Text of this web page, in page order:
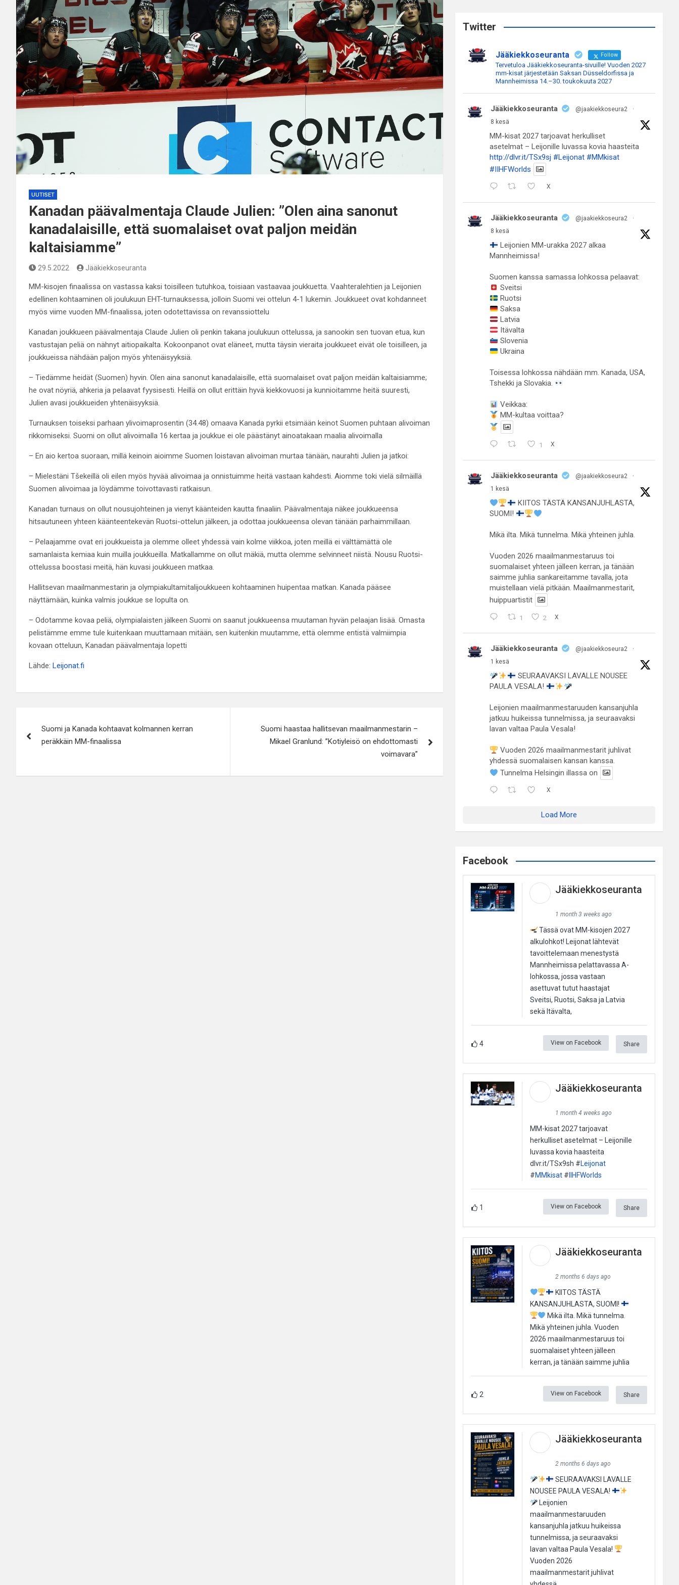
UUTISET
Kanadan päävalmentaja Claude Julien: ”Olen aina sanonut
kanadalaisille, että suomalaiset ovat paljon meidän
kaltaisiamme”
29.5.2022 Jääkiekkoseuranta
MM-kisojen finaalissa on vastassa kaksi toisilleen tutuhkoa, toisiaan vastaavaa joukkuetta. Vaahteralehtien ja Leijonien
edellinen kohtaaminen oli joulukuun EHT-turnauksessa, jolloin Suomi vei ottelun 4-1 lukemin. Joukkueet ovat kohdanneet
myös viime vuoden MM-finaalissa, joten odotettavissa on revanssiottelu
Kanadan joukkueen päävalmentaja Claude Julien oli penkin takana joulukuun ottelussa, ja sanookin sen tuovan etua, kun
vastustajan peliä on nähnyt aitiopaikalta. Kokoonpanot ovat eläneet, mutta täysin vieraita joukkueet eivät ole toisilleen, ja
joukkueissa nähdään paljon myös yhtenäisyyksiä.
– Tiedämme heidät (Suomen) hyvin. Olen aina sanonut kanadalaisille, että suomalaiset ovat paljon meidän kaltaisiamme;
he ovat nöyriä, ahkeria ja pelaavat fyysisesti. Heillä on ollut erittäin hyvä kiekkovuosi ja kunnioitamme heitä suuresti,
Julien avasi joukkueiden yhtenäisyyksiä.
Turnauksen toiseksi parhaan ylivoimaprosentin (34.48) omaava Kanada pyrkii etsimään keinot Suomen puhtaan alivoiman
rikkomiseksi. Suomi on ollut alivoimalla 16 kertaa ja joukkue ei ole päästänyt ainoatakaan maalia alivoimalla
– En aio kertoa suoraan, millä keinoin aioimme Suomen loistavan alivoiman murtaa tänään, naurahti Julien ja jatkoi:
– Mielestäni Tšekeillä oli eilen myös hyvää alivoimaa ja onnistuimme heitä vastaan kahdesti. Aiomme toki vielä silmäillä
Suomen alivoimaa ja löydämme toivottavasti ratkaisun.
Kanadan turnaus on ollut nousujohteinen ja vienyt käänteiden kautta finaaliin. Päävalmentaja näkee joukkueensa
hitsautuneen yhteen käänteentekevän Ruotsi-ottelun jälkeen, ja odottaa joukkueensa olevan tänään parhaimmillaan.
– Pelaajamme ovat eri joukkueista ja olemme olleet yhdessä vain kolme viikkoa, joten meillä ei välttämättä ole
samanlaista kemiaa kuin muilla joukkueilla. Matkallamme on ollut mäkiä, mutta olemme selvinneet niistä. Nousu Ruotsi-
ottelussa boostasi meitä, hän kuvasi joukkueen matkaa.
Hallitsevan maailmanmestarin ja olympiakultamitalijoukkueen kohtaaminen huipentaa matkan. Kanada pääsee
näyttämään, kuinka valmis joukkue se lopulta on.
– Odotamme kovaa peliä, olympialaisten jälkeen Suomi on saanut joukkueensa muutaman hyvän pelaajan lisää. Omasta
pelistämme emme tule kuitenkaan muuttamaan mitään, sen kuitenkin muutamme, että olemme entistä valmiimpia
kovaan otteluun, Kanadan päävalmentaja lopetti
Lähde: Leijonat.fi
selaus
Suomi ja Kanada kohtaavat kolmannen kerran
peräkkäin MM-finaalissa
Suomi haastaa hallitsevan maailmanmestarin –
Mikael Granlund: ”Kotiyleisö on ehdottomasti
voimavara”
c
Twitter
Jääkiekkoseuranta Follow
Tervetuloa Jääkiekkoseuranta-sivuille! Vuoden 2027
mm-kisat järjestetään Saksan Düsseldorfissa ja
Mannheimissa 14.–30. toukokuuta 2027
Jääkiekkoseuranta @jaakiekkoseura2
·
8 kesä
MM-kisat 2027 tarjoavat herkulliset
asetelmat – Leijonille luvassa kovia haasteita
http://dlvr.it/TSx9sj #Leijonat #MMkisat
#IIHFWorlds
X
Jääkiekkoseuranta @jaakiekkoseura2
·
8 kesä
Leijonien MM-urakka 2027 alkaa
Mannheimissa!
Suomen kanssa samassa lohkossa pelaavat:
Sveitsi
Ruotsi
Saksa
Latvia
Itävalta
Slovenia
Ukraina
Toisessa lohkossa nähdään mm. Kanada, USA,
Tshekki ja Slovakia.
Veikkaa:
MM-kultaa voittaa?
1 X
Jääkiekkoseuranta @jaakiekkoseura2
·
1 kesä
KIITOS TÄSTÄ KANSANJUHLASTA,
SUOMI!
Mikä ilta. Mikä tunnelma. Mikä yhteinen juhla.
Vuoden 2026 maailmanmestaruus toi
suomalaiset yhteen jälleen kerran, ja tänään
saimme juhlia sankareitamme tavalla, jota
muistellaan vielä pitkään. Maailmanmestarit,
huippuartistit
1 2 X
Jääkiekkoseuranta @jaakiekkoseura2
·
1 kesä
SEURAAVAKSI LAVALLE NOUSEE
PAULA VESALA!
Leijonien maailmanmestaruuden kansanjuhla
jatkuu huikeissa tunnelmissa, ja seuraavaksi
lavan valtaa Paula Vesala!
Vuoden 2026 maailmanmestarit juhlivat
yhdessä suomalaisen kansan kanssa.
Tunnelma Helsingin illassa on
X
Load More
Facebook
Jääkiekkoseuranta
1 month 3 weeks ago
Tässä ovat MM-kisojen 2027
alkulohkot! Leijonat lähtevät
tavoittelemaan menestystä
Mannheimissa pelattavassa A-
lohkossa, jossa vastaan
asettuvat tutut haastajat
Sveitsi, Ruotsi, Saksa ja Latvia
sekä Itävalta,
4 View on Facebook Share
Jääkiekkoseuranta
1 month 4 weeks ago
MM-kisat 2027 tarjoavat
herkulliset asetelmat – Leijonille
luvassa kovia haasteita
dlvr.it/TSx9sh #Leijonat
#MMkisat#IIHFWorlds
1 View on Facebook Share
Jääkiekkoseuranta
2 months 6 days ago
KIITOS TÄSTÄ
KANSANJUHLASTA, SUOMI!
Mikä ilta. Mikä tunnelma.
Mikä yhteinen juhla. Vuoden
2026 maailmanmestaruus toi
suomalaiset yhteen jälleen
kerran, ja tänään saimme juhlia
2 View on Facebook Share
Jääkiekkoseuranta
2 months 6 days ago
SEURAAVAKSI LAVALLE
NOUSEE PAULA VESALA!
Leijonien
maailmanmestaruuden
kansanjuhla jatkuu huikeissa
tunnelmissa, ja seuraavaksi
lavan valtaa Paula Vesala!
Vuoden 2026
maailmanmestarit juhlivat